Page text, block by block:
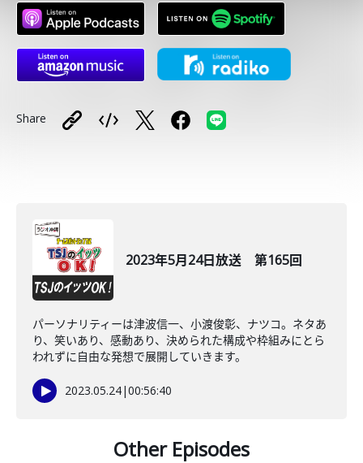
Share
2023年5月24日放送 第165回
パーソナリティーは津波信一、小渡俊彰、ナツコ。ネタあ
り、笑いあり、感動あり、決められた構成や枠組みにとら
われずに自由な発想で展開していきます。
2023.05.24|00:56:40
Other Episodes